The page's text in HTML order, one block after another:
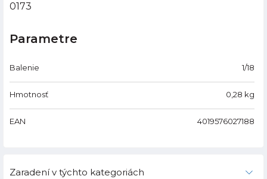
0173
Parametre
Balenie 1/18
Hmotnosť 0,28 kg
EAN 4019576027188
Zaradení v týchto kategoriách